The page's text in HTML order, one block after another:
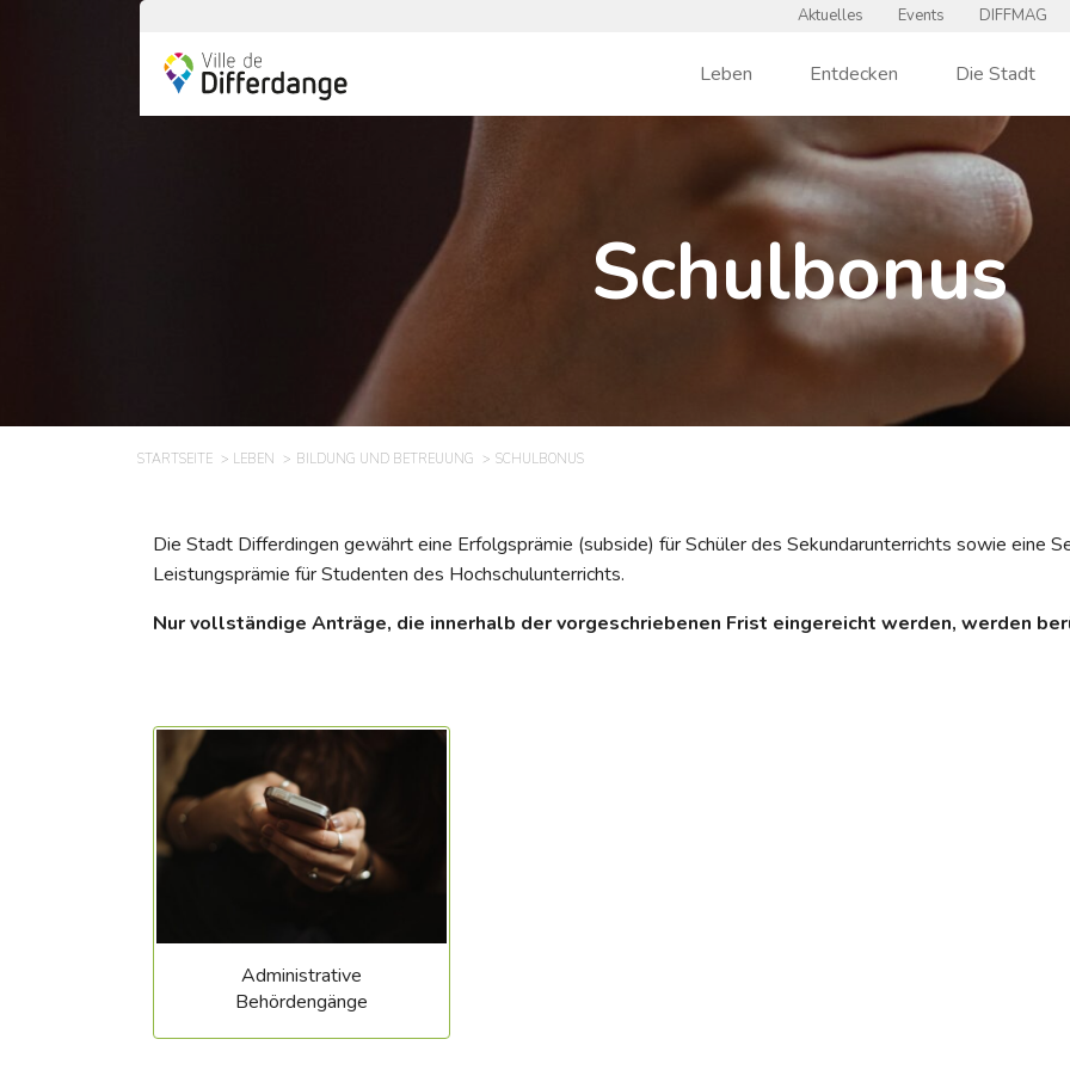
Aktuelles Events DIFFMAG
Leben Entdecken Die Stadt
Schulbonus
STARTSEITE LEBEN BILDUNG UND BETREUUNG SCHULBONUS
Die Stadt Differdingen gewährt eine Erfolgsprämie (subside) für Schüler des Sekundarunterrichts sowie eine
Leistungsprämie für Studenten des Hochschulunterrichts.
Nur vollständige Anträge, die innerhalb der vorgeschriebenen Frist eingereicht werden, werden
Administrative
Behördengänge